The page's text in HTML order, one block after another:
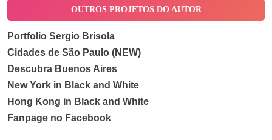
OUTROS PROJETOS DO AUTOR
Portfolio Sergio Brisola
Cidades de São Paulo (NEW)
Descubra Buenos Aires
New York in Black and White
Hong Kong in Black and White
Fanpage no Facebook